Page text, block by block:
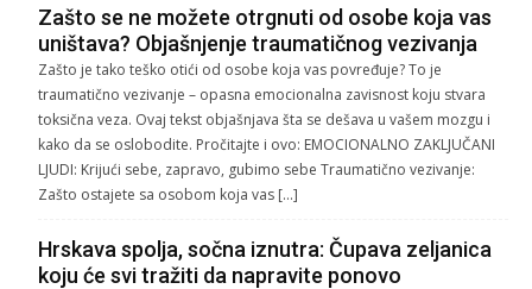
Zašto se ne možete otrgnuti od osobe koja vas
uništava? Objašnjenje traumatičnog vezivanja
Zašto je tako teško otići od osobe koja vas povređuje? To je
traumatično vezivanje – opasna emocionalna zavisnost koju stvara
toksična veza. Ovaj tekst objašnjava šta se dešava u vašem mozgu i
kako da se oslobodite. Pročitajte i ovo: EMOCIONALNO ZAKLJUČANI
LJUDI: Krijući sebe, zapravo, gubimo sebe Traumatično vezivanje:
Zašto ostajete sa osobom koja vas […]
Hrskava spolja, sočna iznutra: Čupava zeljanica
koju će svi tražiti da napravite ponovo